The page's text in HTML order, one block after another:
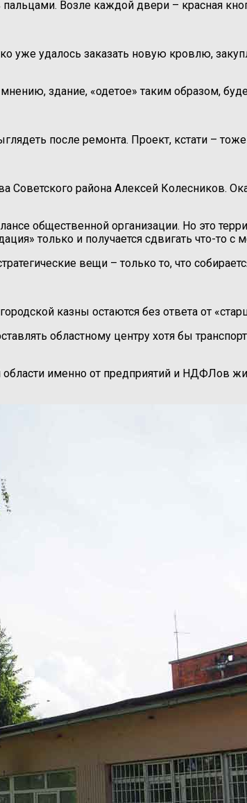
Возле каждой двери – красная
уже удалось заказать новую кровлю,
здание, «одетое» таким образом,
после ремонта. Проект, кстати – тоже
района Алексей Колесников.
общественной организации. Но это
только и получается сдвигать что-то с
вещи – только то, что
казны остаются без ответа от
областному центру хотя бы
именно от предприятий и НДФЛов